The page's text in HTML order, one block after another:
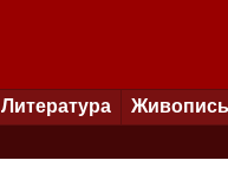
Литература Живопись